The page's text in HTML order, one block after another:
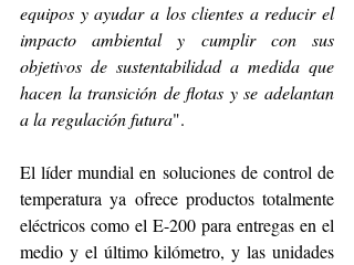
equipos y ayudar a los clientes a reducir el
impacto ambiental y cumplir con sus
objetivos de sustentabilidad a medida que
hacen la transición de flotas y se adelantan
a la regulación futura".
El líder mundial en soluciones de control de
temperatura ya ofrece productos totalmente
eléctricos como el E-200 para entregas en el
medio y el último kilómetro, y las unidades